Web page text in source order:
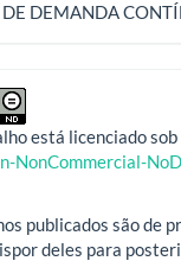
DE DEMANDA
está licenciado
NonCommercial-
publicados são de
deles para